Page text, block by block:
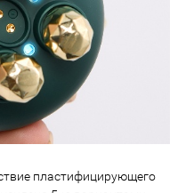
пластифицирующего